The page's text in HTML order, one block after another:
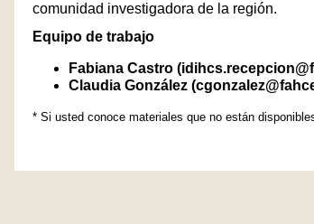
comunidad investigadora de la región.
Equipo de trabajo
Fabiana Castro
Claudia González
* Si usted conoce materiales que no están